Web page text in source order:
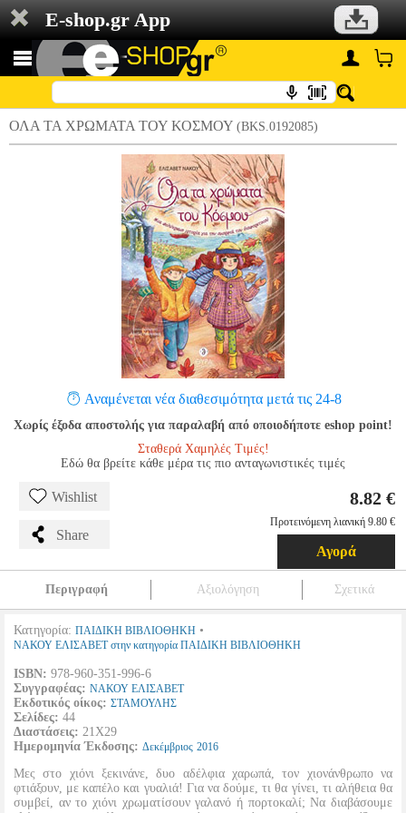
E-shop.gr App
ΟΛΑ ΤΑ ΧΡΩΜΑΤΑ ΤΟΥ ΚΟΣΜΟΥ (BKS.0192085)
Αναμένεται νέα διαθεσιμότητα μετά τις 24-8
Χωρίς έξοδα αποστολής για παραλαβή από οποιοδήποτε eshop point!
Σταθερά Χαμηλές Τιμές!
Εδώ θα βρείτε κάθε μέρα τις πιο ανταγωνιστικές τιμές
Wishlist
Share
8.82 €
Προτεινόμενη λιανική 9.80 €
Αγορά
Περιγραφή Αξιολόγηση Σχετικά
Κατηγορία: ΠΑΙΔΙΚΗ ΒΙΒΛΙΟΘΗΚΗ •
ΝΑΚΟΥ ΕΛΙΣΑΒΕΤ στην κατηγορία ΠΑΙΔΙΚΗ ΒΙΒΛΙΟΘΗΚΗ
ISBN: 978-960-351-996-6
Συγγραφέας: ΝΑΚΟΥ ΕΛΙΣΑΒΕΤ
Εκδοτικός οίκος: ΣΤΑΜΟΥΛΗΣ
Σελίδες: 44
Διαστάσεις: 21Χ29
Ημερομηνία Έκδοσης: Δεκέμβριος 2016
Μες στο χιόνι ξεκινάνε, δυο αδέλφια χαρωπά, τον χιονάνθρωπο να
φτιάξουν, με καπέλο και γυαλιά! Για να δούμε, τι θα γίνει, τι αλήθεια θα
συμβεί, αν το χιόνι χρωματίσουν γαλανό ή πορτοκαλί; Να διαβάσουμε